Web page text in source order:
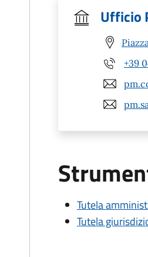
Ufficio
+39
Tutela
Tutela